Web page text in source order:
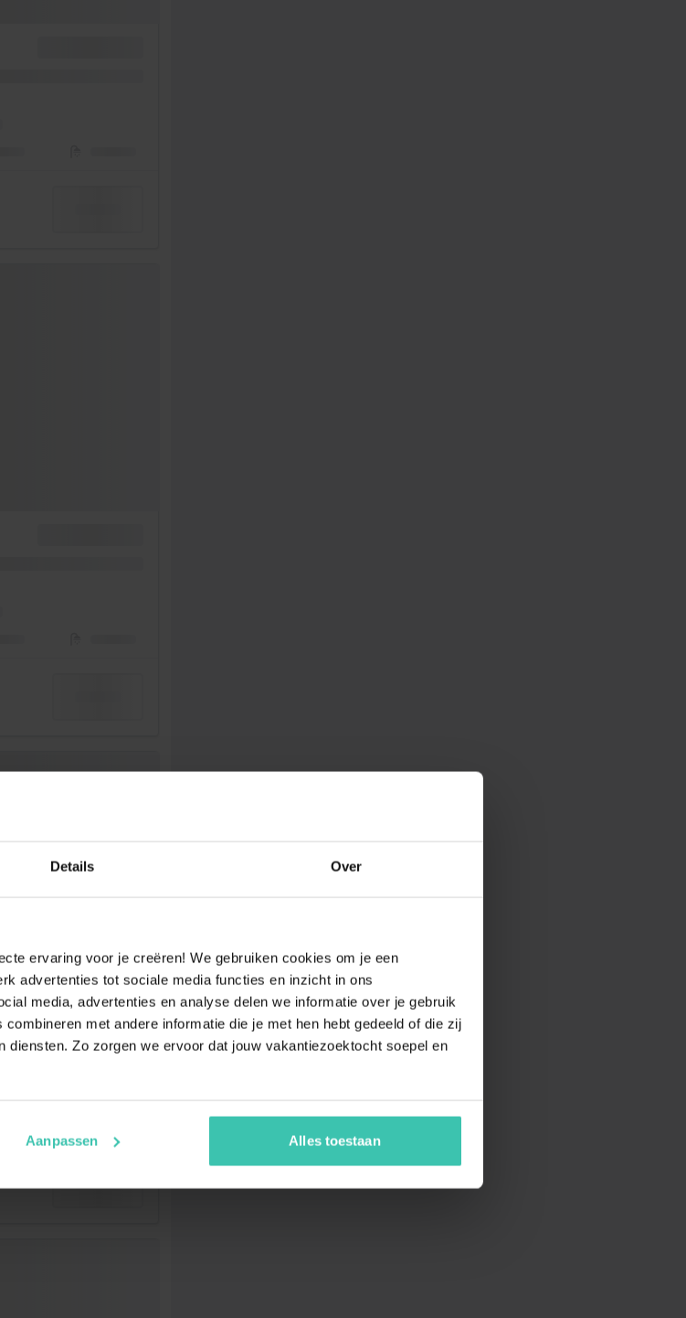
Details Over
ervaring voor je creëren! We gebruiken cookies om je een
advertenties tot sociale media functies en inzicht in ons
media, advertenties en analyse delen we informatie over je gebruik
met andere informatie die je met hen hebt gedeeld of die zij
diensten. Zo zorgen we ervoor dat jouw vakantiezoektocht soepel en
Aanpassen Alles toestaan